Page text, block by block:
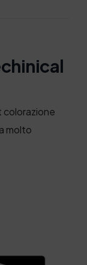
colorazione
molto